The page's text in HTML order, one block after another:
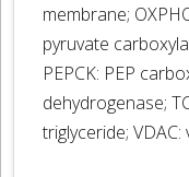
membrane;
pyruvate
PEPCK: PEP
dehydrogenase;
triglyceride;